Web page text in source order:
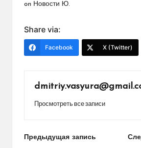
on Новости Ю.
Share via:
Facebook X (Twitter)
Просмотреть все записи
Навигация
Предыдущая запись